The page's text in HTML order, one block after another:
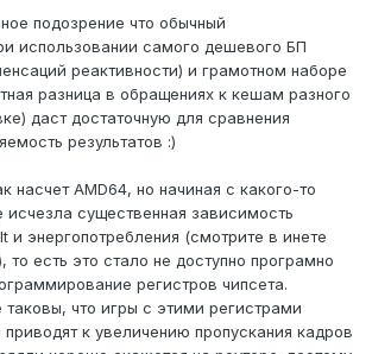
подозрение что обычный
использовании самого дешевого БП
реактивности) и грамотном наборе
разница в обращениях к кешам разного
даст достаточную для сравнения
результатов :)
насчет AMD64, но начиная с какого-то
существенная зависимость
и энергопотребления (смотрите в инете
то есть это стало не доступно програмно
регистров чипсета.
что игры с этими регистрами
к увеличению пропускания кадров